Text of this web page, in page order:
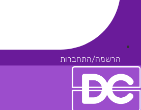
הרשמה/התחברות